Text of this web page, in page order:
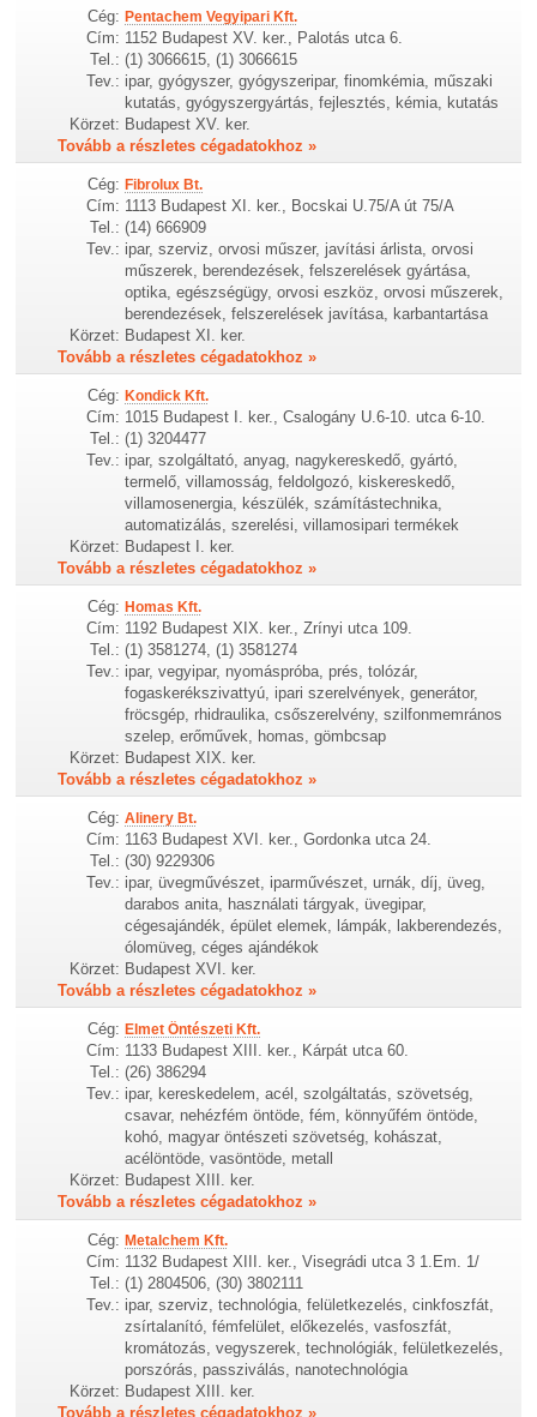
Cég: Pentachem Vegyipari Kft.
Cím: 1152 Budapest XV. ker., Palotás utca 6.
Tel.: (1) 3066615, (1) 3066615
Tev.: ipar, gyógyszer, gyógyszeripar, finomkémia, műszaki
kutatás, gyógyszergyártás, fejlesztés, kémia, kutatás
Körzet: Budapest XV. ker.
Tovább a részletes cégadatokhoz »
Cég: Fibrolux Bt.
Cím: 1113 Budapest XI. ker., Bocskai U.75/A út 75/A
Tel.: (14) 666909
Tev.: ipar, szerviz, orvosi műszer, javítási árlista, orvosi
műszerek, berendezések, felszerelések gyártása,
optika, egészségügy, orvosi eszköz, orvosi műszerek,
berendezések, felszerelések javítása, karbantartása
Körzet: Budapest XI. ker.
Tovább a részletes cégadatokhoz »
Cég: Kondick Kft.
Cím: 1015 Budapest I. ker., Csalogány U.6-10. utca 6-10.
Tel.: (1) 3204477
Tev.: ipar, szolgáltató, anyag, nagykereskedő, gyártó,
termelő, villamosság, feldolgozó, kiskereskedő,
villamosenergia, készülék, számítástechnika,
automatizálás, szerelési, villamosipari termékek
Körzet: Budapest I. ker.
Tovább a részletes cégadatokhoz »
Cég: Homas Kft.
Cím: 1192 Budapest XIX. ker., Zrínyi utca 109.
Tel.: (1) 3581274, (1) 3581274
Tev.: ipar, vegyipar, nyomáspróba, prés, tolózár,
fogaskerékszivattyú, ipari szerelvények, generátor,
fröcsgép, rhidraulika, csőszerelvény, szilfonmemrános
szelep, erőművek, homas, gömbcsap
Körzet: Budapest XIX. ker.
Tovább a részletes cégadatokhoz »
Cég: Alinery Bt.
Cím: 1163 Budapest XVI. ker., Gordonka utca 24.
Tel.: (30) 9229306
Tev.: ipar, üvegművészet, iparművészet, urnák, díj, üveg,
darabos anita, használati tárgyak, üvegipar,
cégesajándék, épület elemek, lámpák, lakberendezés,
ólomüveg, céges ajándékok
Körzet: Budapest XVI. ker.
Tovább a részletes cégadatokhoz »
Cég: Elmet Öntészeti Kft.
Cím: 1133 Budapest XIII. ker., Kárpát utca 60.
Tel.: (26) 386294
Tev.: ipar, kereskedelem, acél, szolgáltatás, szövetség,
csavar, nehézfém öntöde, fém, könnyűfém öntöde,
kohó, magyar öntészeti szövetség, kohászat,
acélöntöde, vasöntöde, metall
Körzet: Budapest XIII. ker.
Tovább a részletes cégadatokhoz »
Cég: Metalchem Kft.
Cím: 1132 Budapest XIII. ker., Visegrádi utca 3 1.Em. 1/
Tel.: (1) 2804506, (30) 3802111
Tev.: ipar, szerviz, technológia, felületkezelés, cinkfoszfát,
zsírtalanító, fémfelület, előkezelés, vasfoszfát,
kromátozás, vegyszerek, technológiák, felületkezelés,
porszórás, passziválás, nanotechnológia
Körzet: Budapest XIII. ker.
Tovább a részletes cégadatokhoz »